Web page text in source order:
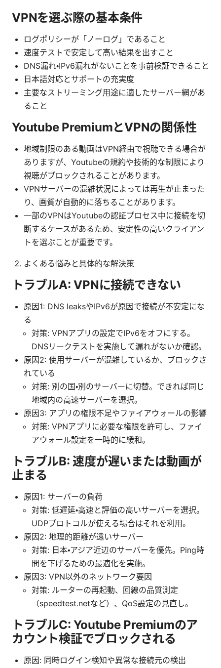
VPNを選ぶ際の基本条件
ログポリシーが「ノーログ」であること
速度テストで安定して高い結果を出すこと
DNS漏れ・IPv6漏れがないことを事前検証できること
日本語対応とサポートの充実度
主要なストリーミング用途に適したサーバー網があ
ること
Youtube PremiumとVPNの関係性
地域制限のある動画はVPN経由で視聴できる場合が
ありますが、Youtubeの規約や技術的な制限により
視聴がブロックされることがあります。
VPNサーバーの混雑状況によっては再生が止まった
り、画質が自動的に落ちることがあります。
一部のVPNはYoutubeの認証プロセス中に接続を切
断するケースがあるため、安定性の高いクライアン
トを選ぶことが重要です。
よくある悩みと具体的な解決策
トラブルA: VPNに接続できない
原因1: DNS leaksやIPv6が原因で接続が不安定にな
る
対策: VPNアプリの設定でIPv6をオフにする。
DNSリークテストを実施して漏れがないか確認。
原因2: 使用サーバーが混雑しているか、ブロックさ
れている
対策: 別の国・別のサーバーに切替。できれば同じ
地域内の高速サーバーを選択。
原因3: アプリの権限不足やファイアウォールの影響
対策: VPNアプリに必要な権限を許可し、ファイ
アウォール設定を一時的に緩和。
トラブルB: 速度が遅いまたは動画が
止まる
原因1: サーバーの負荷
対策: 低遅延・高速と評価の高いサーバーを選択。
UDPプロトコルが使える場合はそれを利用。
原因2: 地理的距離が遠いサーバー
対策: 日本・アジア近辺のサーバーを優先。Ping時
間を下げるための最適化を実施。
原因3: VPN以外のネットワーク要因
対策: ルーターの再起動、回線の品質測定
（speedtest.netなど）、QoS設定の見直し。
トラブルC: Youtube Premiumのア
カウント検証でブロックされる
原因: 同時ログイン検知や異常な接続元の検出